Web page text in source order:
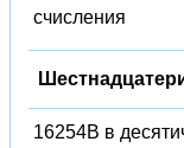
счисления
16254B в